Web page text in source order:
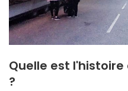
Quelle est l'histoire
?